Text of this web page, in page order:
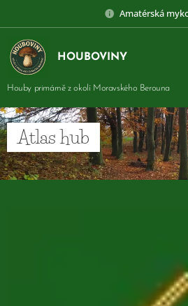
Amatérská
HOUBOVINY
Houby primárně z okolí Moravského Berouna
Atlas hub